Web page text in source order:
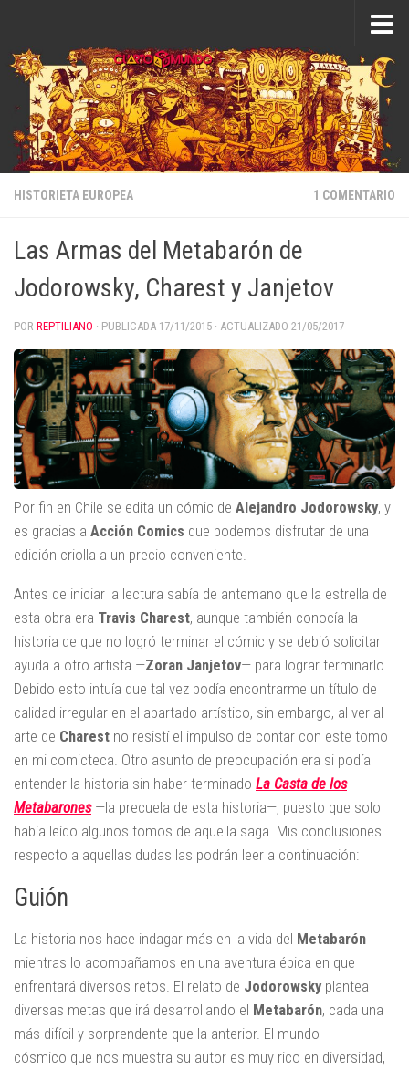
HISTORIETA EUROPEA 1 COMENTARIO
Las Armas del Metabarón de
Jodorowsky, Charest y Janjetov
POR REPTILIANO · PUBLICADA 17/11/2015 · ACTUALIZADO 21/05/2017
Por fin en Chile se edita un cómic de Alejandro Jodorowsky, y
es gracias a Acción Comics que podemos disfrutar de una
edición criolla a un precio conveniente.
Antes de iniciar la lectura sabía de antemano que la estrella de
esta obra era Travis Charest, aunque también conocía la
historia de que no logró terminar el cómic y se debió solicitar
ayuda a otro artista —Zoran Janjetov— para lograr terminarlo.
Debido esto intuía que tal vez podía encontrarme un título de
calidad irregular en el apartado artístico, sin embargo, al ver al
arte de Charest no resistí el impulso de contar con este tomo
en mi comicteca. Otro asunto de preocupación era si podía
entender la historia sin haber terminado La Casta de los
Metabarones —la precuela de esta historia—, puesto que solo
había leído algunos tomos de aquella saga. Mis conclusiones
respecto a aquellas dudas las podrán leer a continuación:
Guión
La historia nos hace indagar más en la vida del Metabarón
mientras lo acompañamos en una aventura épica en que
enfrentará diversos retos. El relato de Jodorowsky plantea
diversas metas que irá desarrollando el Metabarón, cada una
más difícil y sorprendente que la anterior. El mundo
cósmico que nos muestra su autor es muy rico en diversidad,